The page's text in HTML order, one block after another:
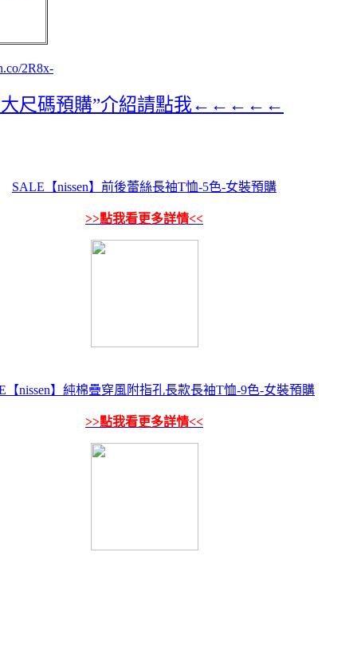
2R8x-
大尺碼預購”介紹請點我←←←←←
SALE【nissen】前後蕾絲長袖T恤-5色-女裝預購
>>點我看更多詳情<<
【nissen】純棉疊穿風附指孔長款長袖T恤-9色-女裝預購
>>點我看更多詳情<<